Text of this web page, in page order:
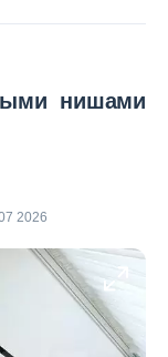
нишами
2026